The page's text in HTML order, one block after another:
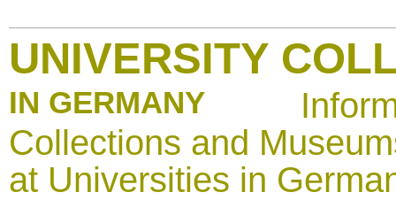
UNIVERSITY
IN GERMANY
Collections and
at Universities in